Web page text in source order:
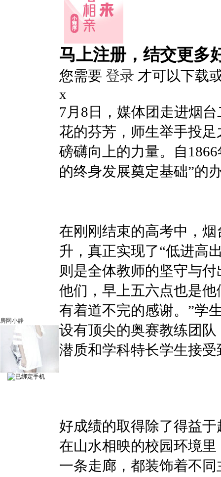
房网小静
马上注册，结交更多
您需要 登录 才可以下载
x
7月8日，媒体团走进烟
花的芬芳，师生举手投
磅礴向上的力量。自
的终身发展奠定基础”的
在刚刚结束的高考中，
升，真正实现了“低进高
则是全体教师的坚守与
他们，早上五六点也是
有着道不完的感谢。”学
设有顶尖的奥赛教练团
潜质和学科特长学生接
好成绩的取得除了得益
在山水相映的校园环境
一条走廊，都装饰着不